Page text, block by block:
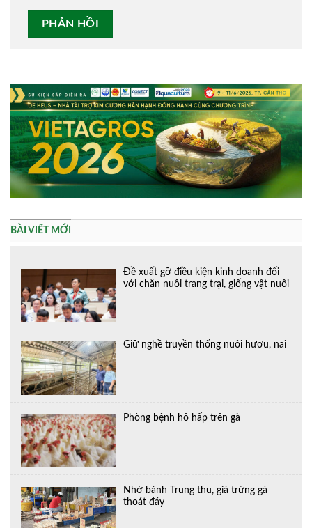
BÀI VIẾT MỚI
Đề xuất gỡ điều kiện kinh doanh đối
với chăn nuôi trang trại, giống vật nuôi
Giữ nghề truyền thống nuôi hươu, nai
Phòng bệnh hô hấp trên gà
Nhờ bánh Trung thu, giá trứng gà
thoát đáy